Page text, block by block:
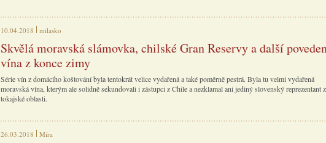
10.04.2018 milasko
Skvělá moravská slámovka, chilské Gran Reservy a další
vína z konce zimy
Série vín z domácího koštování byla tentokrát velice vydařená a také poměrně pestrá. Byla tu velmi vydařená
moravská vína, kterým ale solidně sekundovali i zástupci z Chile a nezklamal ani jediný slovenský reprezentant z
tokajské oblasti.
26.03.2018 Míra